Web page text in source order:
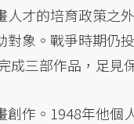
才的培育政策之
象。戰爭時期仍
成三部作品，足見
作。1948年他個